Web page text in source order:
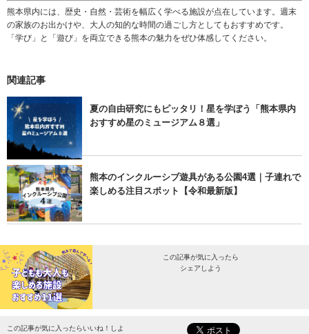
熊本県内には、歴史・自然・芸術を幅広く学べる施設が点在しています。週末
の家族のお出かけや、大人の知的な時間の過ごし方としてもおすすめです。
「学び」と「遊び」を両立できる熊本の魅力をぜひ体感してください。
関連記事
夏の自由研究にもピッタリ！星を学ぼう「熊本県内
おすすめ星のミュージアム８選」
熊本のインクルーシブ遊具がある公園4選｜子連れで
楽しめる注目スポット【令和最新版】
この記事が気に入ったら
シェアしよう
最新情報をお届けします。
この記事が気に入ったらいいね！しよ